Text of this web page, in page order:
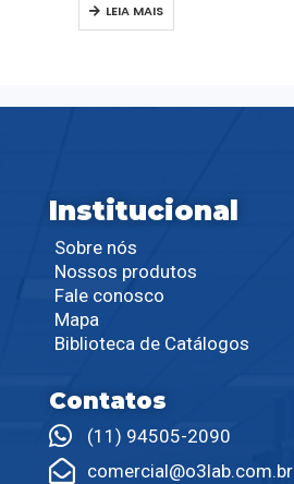
LEIA MAIS
Institucional
Sobre nós
Nossos produtos
Fale conosco
Mapa
Biblioteca de Catálogos
Contatos
(11) 94505-2090
comercial@o3lab.com.br